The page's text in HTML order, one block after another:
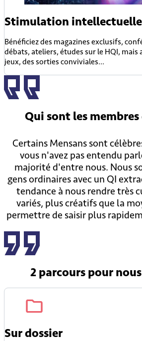
Stimulation intellectuelle
Bénéficiez des magazines exclusifs,
débats, ateliers, études sur le HQI, mais
jeux, des sorties conviviales...
Qui sont les membres
Certains Mensans sont
vous n'avez pas entendu
majorité d'entre nous. Nous
gens ordinaires avec un QI
tendance à nous rendre très
variés, plus créatifs que la
permettre de saisir plus
2 parcourspour
Sur dossier